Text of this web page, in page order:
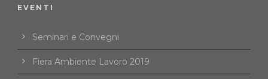
EVENTI
Seminari e Convegni
Fiera Ambiente Lavoro 2019